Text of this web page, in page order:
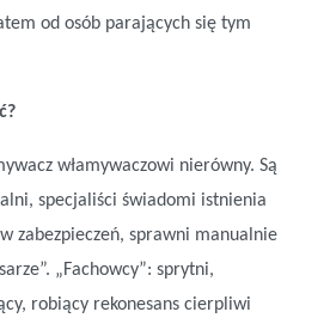
od osób parających się tym
włamywaczowi nierówny. Są
specjaliści świadomi istnienia
zabezpieczeń, sprawni manualnie
„Fachowcy”: sprytni,
robiący rekonesans cierpliwi